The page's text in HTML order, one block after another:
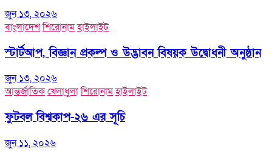
জুন ১৩, ২০২৬
বাংলাদেশশিরোনামহাইলাইট
স্টার্টআপ, বিজ্ঞান প্রকল্প ও উদ্ভাবন বিষয়ক উদ্বোধনী অনুষ্ঠান
জুন ১৩, ২০২৬
আন্তর্জাতিকখেলাধুলাশিরোনামহাইলাইট
ফুটবল বিশ্বকাপ-২৬ এর সূচি
জুন ১১, ২০২৬